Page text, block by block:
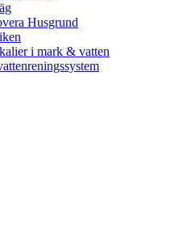
Husgrund
i mark & vatten